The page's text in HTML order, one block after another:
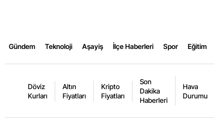
Gündem Teknoloji Aşayiş İlçe Haberleri Spor Eğitim
Döviz
Kurları
Altın
Fiyatları
Kripto
Fiyatları
Son
Dakika
Haberleri
Hava
Durumu